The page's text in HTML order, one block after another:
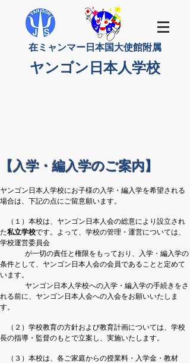
​在ミャンマー日本国大使館附属
​ヤンゴン日本人学校
【入学・編入学のご案内】
ヤンゴン日本人学校にお子様の入学・編入学を希望される
場合は、下記の点にご留意願います。
（１）本校は、ヤンゴン日本人会の総意により設立され
た私立学校です。よって、学校の管理・運営については、
学校運営委員会
が一切の責任と権限をもっており、入学・編入学の
条件として、ヤンゴン日本人会の会員であることと定めて
います。
ヤンゴン日本人学校への入学・編入学の手続きをさ
れる前に、ヤンゴン日本人会への入会をお願いいたしま
す。
（２）学校教育の方針および教育計画については、学校
長の指導・監督のもとで立案し、実施いたします。
（３）本校は、各ご家庭からの授業料・入学金・教材